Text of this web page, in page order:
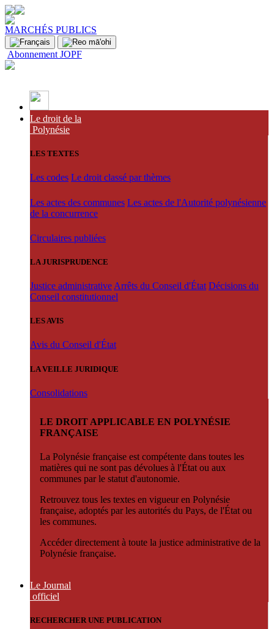
MARCHÉS PUBLICS
Abonnement JOPF
Le droit de la
Polynésie
LES TEXTES
Les codes Le droit classé par thèmes
Les actes des communes Les actes de l'Autorité polynésienne
de la concurrence
Circulaires publiées
LA JURISPRUDENCE
Justice administrative Arrêts du Conseil d'État Décisions du
Conseil constitutionnel
LES AVIS
Avis du Conseil d'État
LA VEILLE JURIDIQUE
Consolidations
LE DROIT APPLICABLE EN POLYNÉSIE
FRANÇAISE
La Polynésie française est compétente dans toutes les
matières qui ne sont pas dévolues à l'État ou aux
communes par le statut d'autonomie.
Retrouvez tous les textes en vigueur en Polynésie
française, adoptés par les autorités du Pays, de l'État ou
les communes.
Accéder directement à toute la justice administrative de la
Polynésie française.
Le Journal
officiel
RECHERCHER UNE PUBLICATION